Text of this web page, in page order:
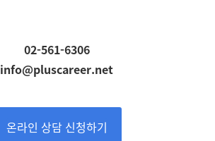
02-561-6306
info@pluscareer.net
온라인 상담 신청하기